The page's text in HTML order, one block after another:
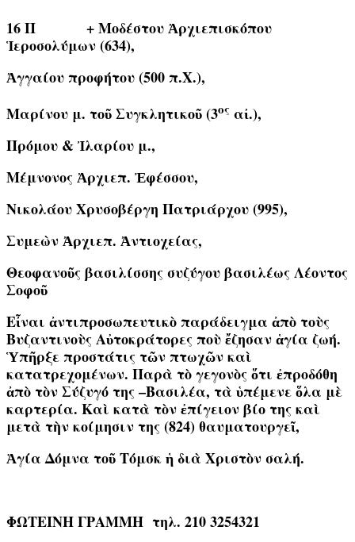
16 Π + Μοδέστου Ἀρχιεπισκόπου
Ἱεροσολύμων (634),
Ἀγγαίου προφήτου (500 π.Χ.),
Μαρίνου μ. τοῦ Συγκλητικοῦ (3ος αἰ.),
Πρόμου & Ἰλαρίου μ.,
Μέμνονος Ἀρχιεπ. Ἐφέσσου,
Νικολάου Χρυσοβέργη Πατριάρχου (995),
Συμεὼν Ἀρχιεπ. Ἀντιοχείας,
Θεοφανοῦς βασιλίσσης συζύγου βασιλέως Λέοντος
Σοφοῦ
Εἶναι ἀντιπροσωπευτικὸ παράδειγμα ἀπὸ τοὺς
Βυζαντινοὺς Αὐτοκράτορες ποὺ ἔζησαν ἁγία ζωή.
Ὑπῆρξεπροστάτις τῶν πτωχῶν καὶ
κατατρεχομένων. Παρὰ τὸ γεγονὸς ὅτι ἐπροδόθη
ἀπὸ τὸν Σύζυγό της –Βασιλέα, τὰ ὑπέμενε ὅλα μὲ
καρτερία. Καὶ κατὰ τὸν ἐπίγειον βίο της καὶ
μετὰ τὴν κοίμησιν της (824) θαυματουργεῖ,
Ἁγία Δόμνα τοῦ Τόμσκ ἡ διὰ Χριστὸν σαλή.
ΦΩΤΕΙΝΗ ΓΡΑΜΜΗ τηλ. 210 3254321